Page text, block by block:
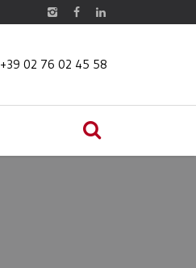
+39 02 76 02 45 58